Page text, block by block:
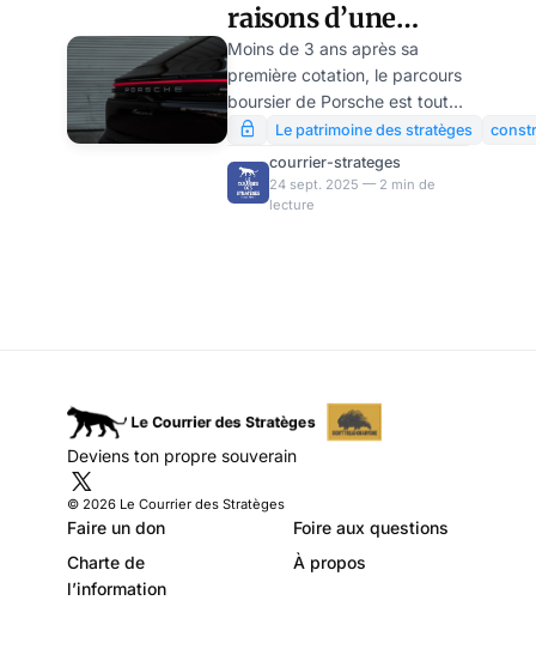
raisons d’une
sortie de route
Moins de 3 ans après sa
première cotation, le parcours
boursier de Porsche est tout
sauf un long fleuve tranquille
(voir graphique), la firme
mythique allemande ayant vu
sa capitalisation fondre de
Le patrimoine des stratèges
courrier-strateges
24 sept. 2025 — 2 min de
lecture
Deviens ton propre souverain
© 2026 Le Courrier des Stratèges
Faire un don
Foire aux questions
Charte de
l’information
À propos